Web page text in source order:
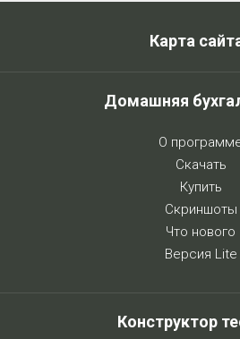
Карта
Домашняя
О
Скачать
Купить
Скриншоты
Что нового
Версия Lite
Конструктор